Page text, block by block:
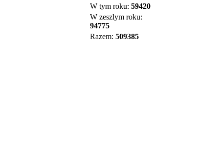
W tym roku: 59420
W zeszlym roku:
94775
Razem: 509385